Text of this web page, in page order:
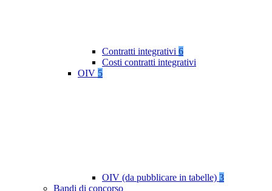
Contratti integrativi 6
Costi contratti integrativi
OIV 5
OIV (da pubblicare in tabelle) 3
Bandi di concorso